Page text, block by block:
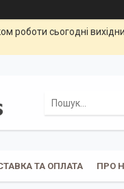
роботи сьогодні
ТА ОПЛАТА ПРО